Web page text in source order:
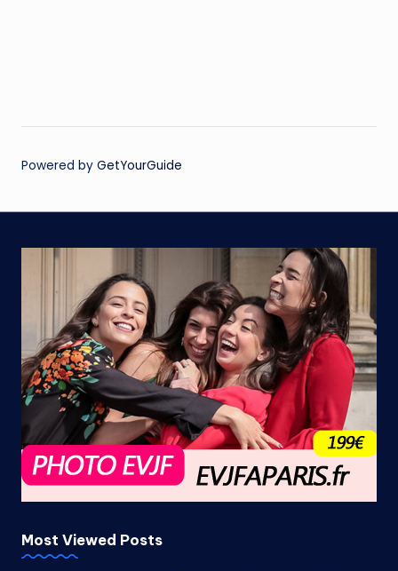
Powered by GetYourGuide
Most Viewed Posts